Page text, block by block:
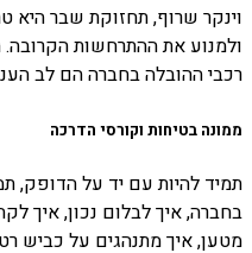
וינקר שרוף, תחזוקת שבר היא
ולמנוע את ההתרחשות הקרובה.
רכבי ההובלה בחברה הם לב
ממונה בטיחות וקורסי הדרכה
תמיד להיות עם יד על הדופק,
בחברה, איך לבלום נכון, איך
מטען, איך מתנהגים על כביש